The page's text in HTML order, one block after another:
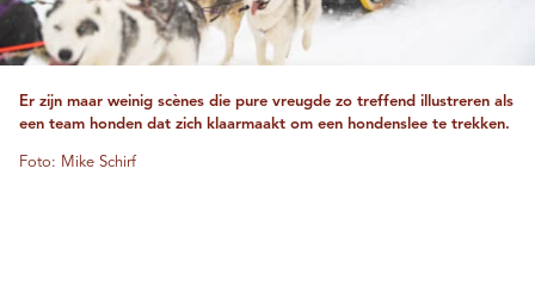
Er zijn maar weinig scènes die pure vreugde zo treffend illustreren als
een team honden dat zich klaarmaakt om een ​​hondenslee te trekken.
Foto: Mike Schirf